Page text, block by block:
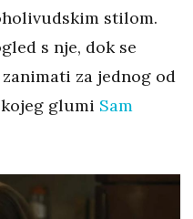
stilom.
s nje, dok se
za jednog od
glumi Sam